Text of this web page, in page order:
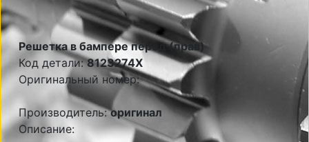
Решетка в бампере перед (прав)
Код детали:8123274X
Оригинальный номер:
Производитель:оригинал
Описание: